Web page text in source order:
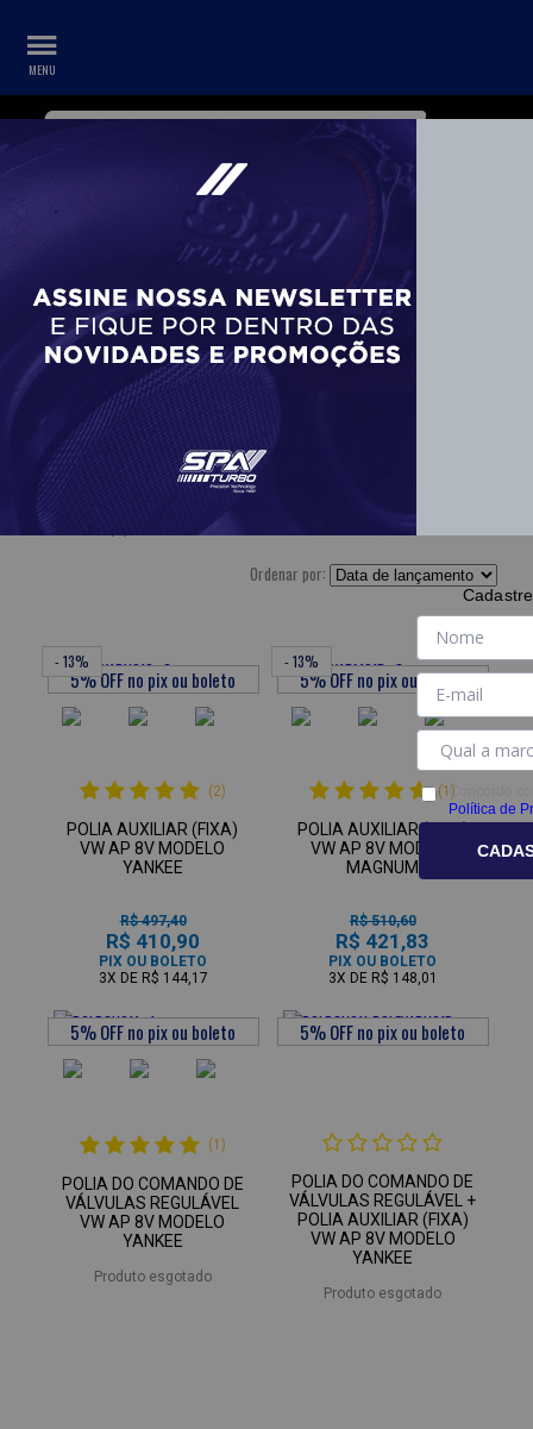
+55 11 99687-3840
COMANDO (8)
Montadora
Volkswagen - VW (5)
BMW (1)
Tipo
Polia (4)
Combos (2)
Ordenar por:
- 13%
(2)
POLIA AUXILIAR (FIXA)
VW AP 8V MODELO
YANKEE
R$ 497,40
R$ 410,90
PIX OU BOLETO
3X DE R$ 144,17
- 13%
(1)
POLIA AUXILIAR (FIXA)
VW AP 8V MODELO
MAGNUM
R$ 510,60
R$ 421,83
PIX OU BOLETO
3X DE R$ 148,01
(1)
POLIA DO COMANDO DE
VÁLVULAS REGULÁVEL
VW AP 8V MODELO
YANKEE
Produto esgotado
POLIA DO COMANDO DE
VÁLVULAS REGULÁVEL +
POLIA AUXILIAR (FIXA)
VW AP 8V MODELO
YANKEE
Produto esgotado
Concordo
Política de